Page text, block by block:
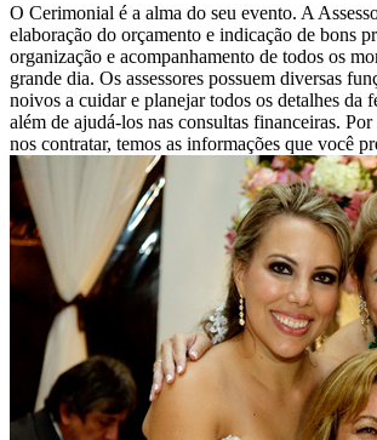
O Cerimonial é a alma do seu evento. A
elaboração do orçamento e indicação de bons
organização e acompanhamento de todos os
grande dia. Os assessores possuem diversas
noivos a cuidar e planejar todos os detalhes da
além de ajudá-los nas consultas financeiras.
nos contratar, temos as informações que você